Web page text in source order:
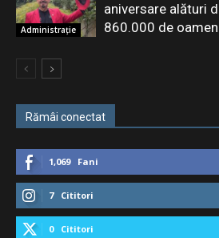
Administrație
aniversare alături
860.000 de
Rămâi conectat
1,069 Fani
7 Cititori
0 Cititori